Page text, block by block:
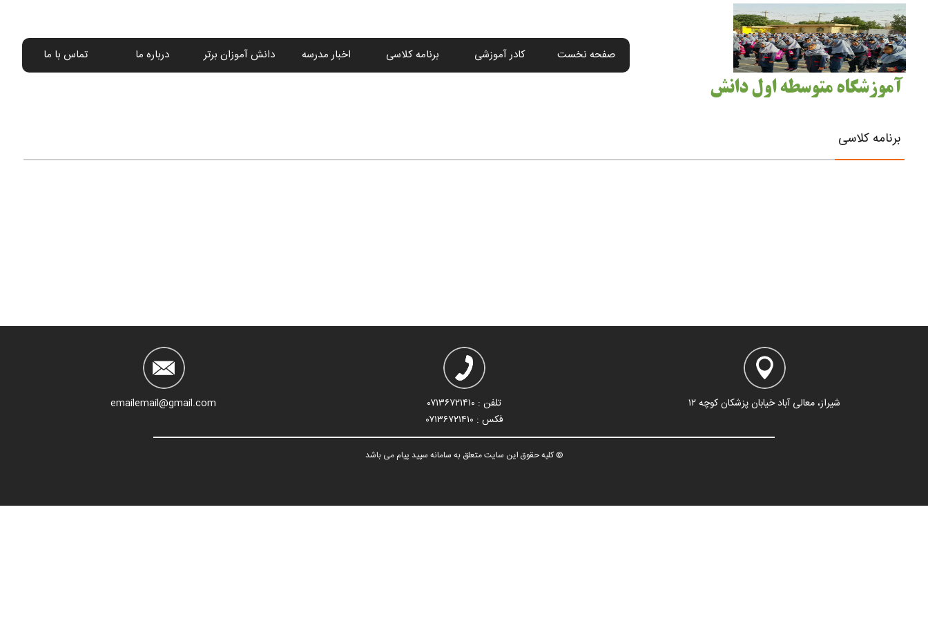
آموزشگاه متوسطه اول دانش
صفحه نخست کادر آموزشی برنامه کلاسی اخبار مدرسه دانش آموزان برتر درباره ما تماس با ما
برنامه کلاسی
شیراز، معالی آباد خیابان پزشکان کوچه ۱۲
تلفن : ۰۷۱۳۶۷۲۱۴۱۰
فکس : ۰۷۱۳۶۷۲۱۴۱۰
emailemail@gmail.com
© کلیه حقوق این سایت متعلق به سامانه سپید پیام می باشد